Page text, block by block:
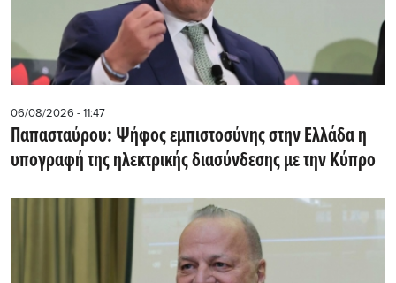
06/08/2026 - 11:47
Παπασταύρου: Ψήφος εμπιστοσύνης στην Ελλάδα η
υπογραφή της ηλεκτρικής διασύνδεσης με την Κύπρο